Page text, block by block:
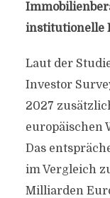
institutionelle
Laut der
Investor
2027
europäischen
Das
im Vergleich
Milliarden